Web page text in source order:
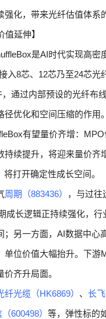
化，带来光纤估值体系
值延伸】
是AI时代实现高
8芯、12芯乃至24芯光
通过内部预设的光纤布
优化和空间压缩的作用。
有望量价齐增：
续提升，将迎来量价齐
打开确定性成长空间。
周期（883436） ，与过往
成长逻辑正持续强化，行
另一方面，AI数据中心
单位价值大幅抬升。下
齐升局面。
纤光缆（HK6869） 、 长飞
600498） 等，弹性标的